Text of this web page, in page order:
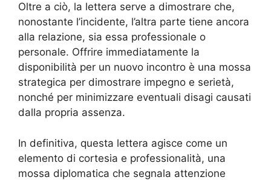
Oltre a ciò, la lettera serve a dimostrare che,
nonostante l’incidente, l’altra parte tiene ancora
alla relazione, sia essa professionale o
personale. Offrire immediatamente la
disponibilità per un nuovo incontro è una mossa
strategica per dimostrare impegno e serietà,
nonché per minimizzare eventuali disagi causati
dalla propria assenza.
In definitiva, questa lettera agisce come un
elemento di cortesia e professionalità, una
mossa diplomatica che segnala attenzione